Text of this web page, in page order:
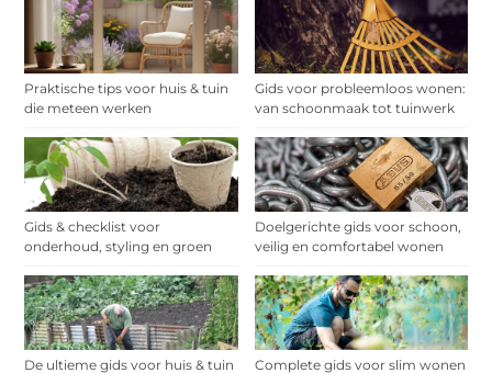
Praktische tips voor huis & tuin
die meteen werken
Gids voor probleemloos wonen:
van schoonmaak tot tuinwerk
Gids & checklist voor
onderhoud, styling en groen
Doelgerichte gids voor schoon,
veilig en comfortabel wonen
De ultieme gids voor huis & tuin
Complete gids voor slim wonen